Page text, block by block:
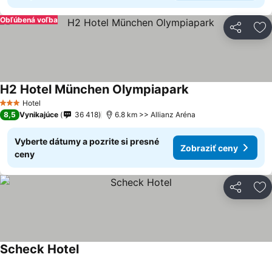
Zdieľať
Obľúbená voľba
3 Počet hviezdičiek
Hotel
H2 Hotel München Olympiapark
8,5 Vynikajúce 36 418 6.8 km >> Allianz Aréna
Vyberte dátumy a pozrite si presné
ceny
Zobraziť ceny
Zdieľať
Scheck Hotel